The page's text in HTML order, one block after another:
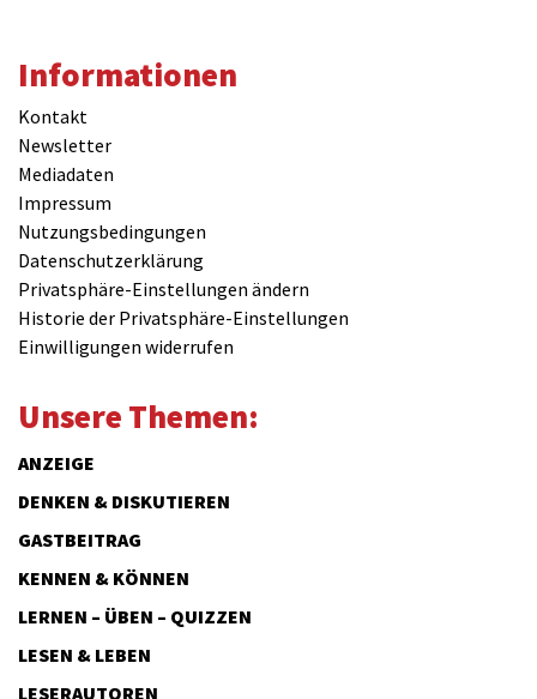
Informationen
Kontakt
Newsletter
Mediadaten
Impressum
Nutzungsbedingungen
Datenschutzerklärung
Privatsphäre-Einstellungen ändern
Historie der Privatsphäre-Einstellungen
Einwilligungen widerrufen
Unsere Themen:
ANZEIGE
DENKEN & DISKUTIEREN
GASTBEITRAG
KENNEN & KÖNNEN
LERNEN – ÜBEN – QUIZZEN
LESEN & LEBEN
LESERAUTOREN